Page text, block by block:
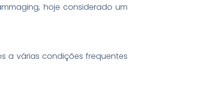
hoje considerado um
a várias condições frequentes